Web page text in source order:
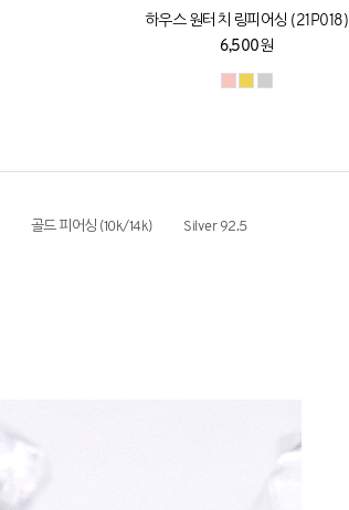
하우스 원터치 링피어싱 (21P018)
6,500원
골드 피어싱 (10k/14k) Silver 92.5